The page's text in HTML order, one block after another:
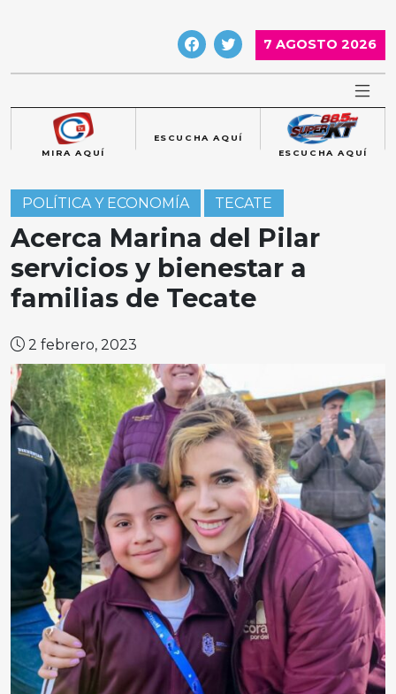
7 AGOSTO 2026
MIRA AQUÍ
ESCUCHA AQUÍ
ESCUCHA AQUÍ
POLÍTICA Y ECONOMÍA TECATE
Acerca Marina del Pilar
servicios y bienestar a
familias de Tecate
2 febrero, 2023